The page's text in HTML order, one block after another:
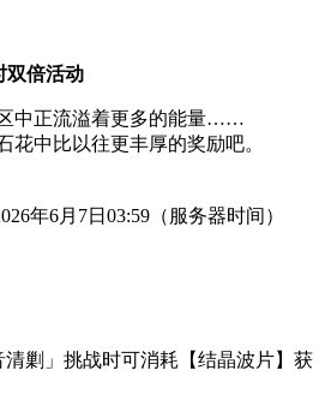
双倍活动
中正流溢着更多的能量……
花中比以往更丰厚的奖励吧。
年6月7日03:59（服务器时间）
剿」挑战时可消耗【结晶波片】获